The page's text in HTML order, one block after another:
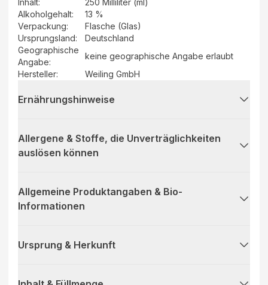
Inhalt:
250 Milliliter (ml)
Alkoholgehalt:
13 %
Verpackung:
Flasche (Glas)
Ursprungsland:
Deutschland
Geographische
Angabe:
keine geographische Angabe erlaubt
Hersteller: Weiling GmbH
Ernährungshinweise
Allergene & Stoffe, die Unverträglichkeiten
auslösen können
Allgemeine Produktangaben & Bio-
Informationen
Ursprung & Herkunft